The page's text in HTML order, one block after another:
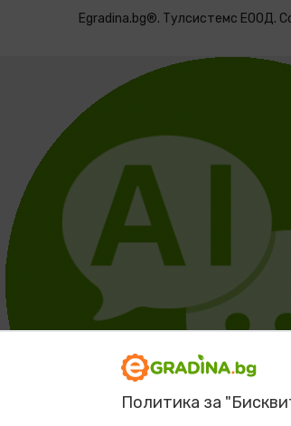
Политика за
Egradina.bg®. Тулсистемс ЕООД.